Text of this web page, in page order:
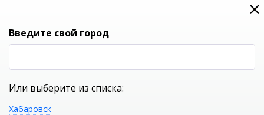
0
УНИВЕРСАЛЬНЫЙ ИНТЕРНЕТ МАГАЗИН
Введите свой город
Или выберите из списка:
Хабаровск